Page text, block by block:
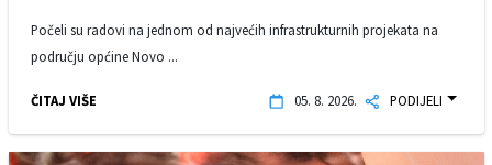
Počeli su radovi na jednom od najvećih infrastrukturnih projekata na
području općine Novo ...
ČITAJ VIŠE 05. 8. 2026. PODIJELI